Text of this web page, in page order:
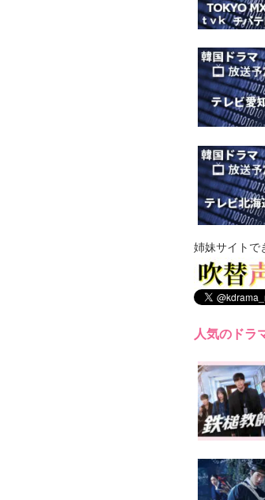
姉妹サイトで
人気のドラ